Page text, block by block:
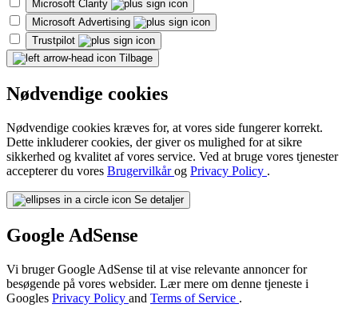
Microsoft Clarity
Microsoft Advertising
Trustpilot
Tilbage
Nødvendige cookies
Nødvendige cookies kræves for, at vores side fungerer korrekt.
Dette inkluderer cookies, der giver os mulighed for at sikre
sikkerhed og kvalitet af vores service. Ved at bruge vores tjenester
accepterer du vores Brugervilkårog Privacy Policy .
Se detaljer
Google AdSense
Vi bruger Google AdSense til at vise relevante annoncer for
besøgende på vores websider. Lær mere om denne tjeneste i
Googles Privacy Policy and Terms of Service .